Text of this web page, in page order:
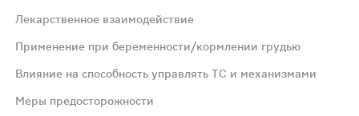
в эпигастральной области, спазмами
повышенная чувствительность к
Лекарственное взаимодействие
Применение при беременности/кормлении грудью
Влияние на способность управлять ТС и механизмами
Меры предосторожности